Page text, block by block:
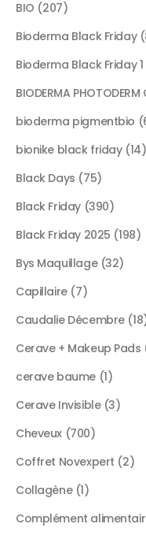
BIO 207
Bioderma Black Friday
Bioderma Black Friday 1
BIODERMA PHOTODERM
bioderma pigmentbio
bionike black friday 14
Black Days 75
Black Friday 390
Black Friday 2025 198
Bys Maquillage 32
Capillaire 7
Caudalie Décembre 18
Cerave + Makeup Pads
cerave baume 1
Cerave Invisible 3
Cheveux 700
Coffret Novexpert 2
Collagène 1
Complément